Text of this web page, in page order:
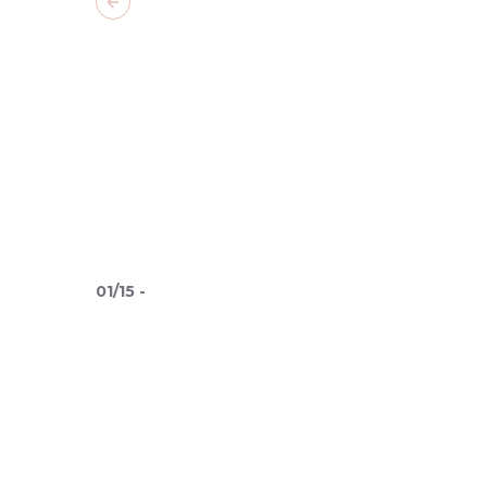
01/15 -
Previous slide